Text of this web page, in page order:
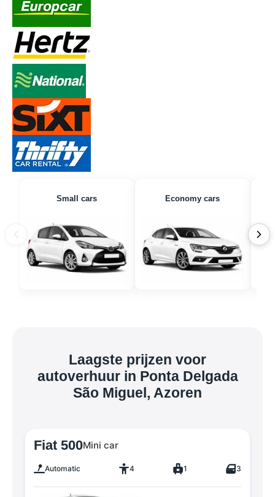
Small cars Economy cars
Laagste prijzen voor
autoverhuur in Ponta Delgada
São Miguel, Azoren
Fiat 500Mini car
Automatic 4 1 3